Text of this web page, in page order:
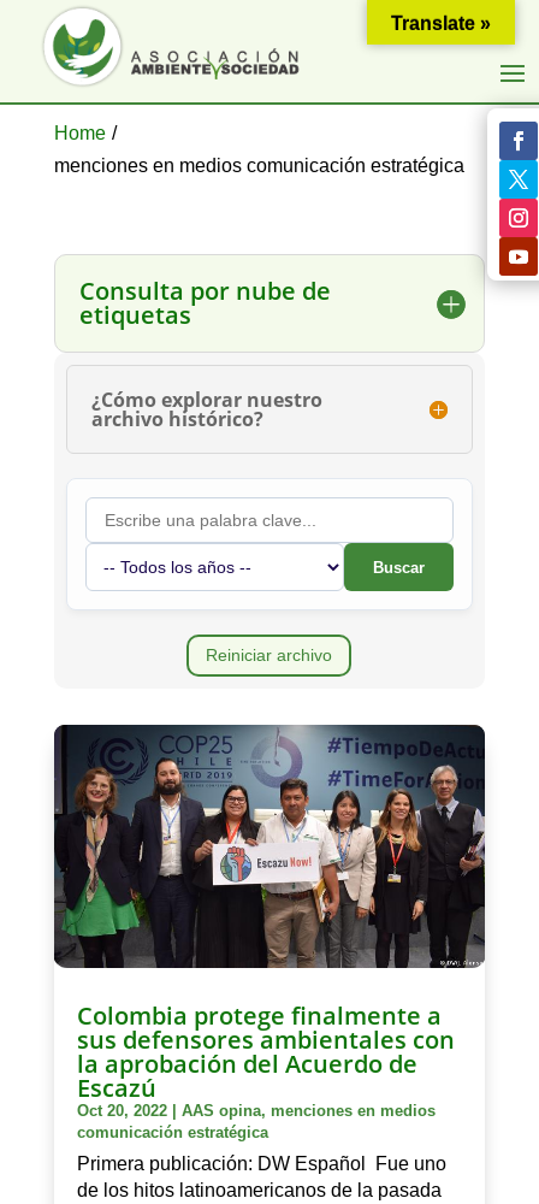
Home /
menciones en medios comunicación estratégica
Consulta por nube de
etiquetas
¿Cómo explorar nuestro
archivo histórico?
Buscar
Reiniciar archivo
Colombia protege finalmente a
sus defensores ambientales con
la aprobación del Acuerdo de
Escazú
Oct 20, 2022| AAS opina, menciones en medios
comunicación estratégica
Primera publicación: DW Español Fue uno
de los hitos latinoamericanos de la pasada
Translate »